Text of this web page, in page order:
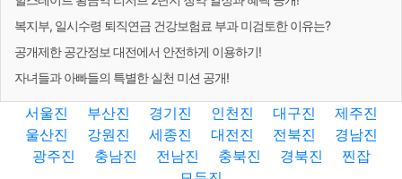
복지부, 일시수령 퇴직연금 건강보험료 부과 미검토한 이유는?
공개제한 공간정보 대전에서 안전하게 이용하기!
자녀들과 아빠들의 특별한 실천 미션 공개!
서울진 부산진 경기진 인천진 대구진
제주진
울산진
강원진 세종진 대전진 전북진
경남진
광주진
충남진 전남진 충북진 경북진
찐잡